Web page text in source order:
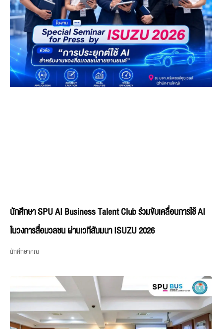
นักศึกษา SPU AI Business Talent Club ร่วมขับเคลื่อนการใช้ AI
ในวงการสื่อมวลชน ผ่านเวทีสัมมนา ISUZU 2026
นักศึกษาคณ